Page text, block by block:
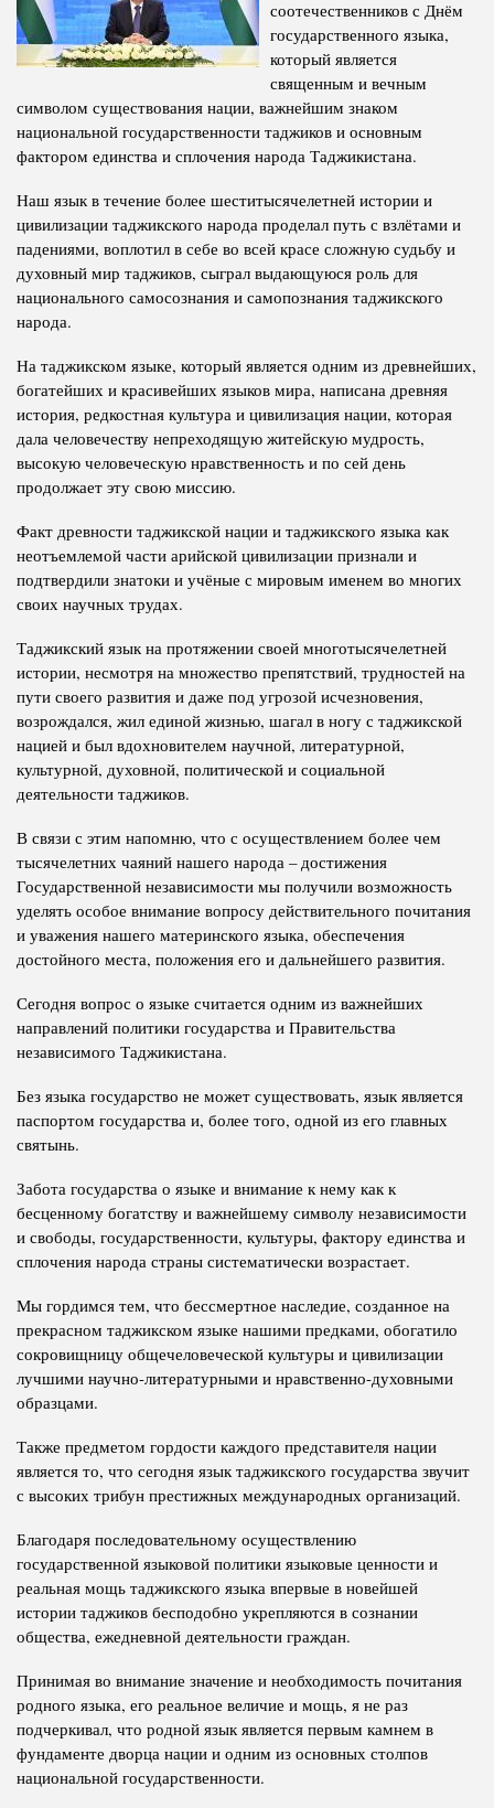
Competency
Biography
Books
Articles
PRESIDENT OF THE REPUBLIC OF TAJIKISTAN
Struture of the Institute
Directors and Staff
History of Directors
соотечественников с Днём
государственного языка,
который является
священным и вечным
символом существования нации, важнейшим знаком
национальной государственности таджиков и основным
фактором единства и сплочения народа Таджикистана.
Наш язык в течение более шеститысячелетней истории и
цивилизации таджикского народа проделал путь с взлётами и
падениями, воплотил в себе во всей красе сложную судьбу и
духовный мир таджиков, сыграл выдающуюся роль для
национального самосознания и самопознания таджикского
народа.
На таджикском языке, который является одним из древнейших,
богатейших и красивейших языков мира, написана древняя
история, редкостная культура и цивилизация нации, которая
дала человечеству непреходящую житейскую мудрость,
высокую человеческую нравственность и по сей день
продолжает эту свою миссию.
Факт древности таджикской нации и таджикского языка как
неотъемлемой части арийской цивилизации признали и
подтвердили знатоки и учёные с мировым именем во многих
своих научных трудах.
Таджикский язык на протяжении своей многотысячелетней
истории, несмотря на множество препятствий, трудностей на
пути своего развития и даже под угрозой исчезновения,
возрождался, жил единой жизнью, шагал в ногу с таджикской
нацией и был вдохновителем научной, литературной,
культурной, духовной, политической и социальной
деятельности таджиков.
В связи с этим напомню, что с осуществлением более чем
тысячелетних чаяний нашего народа – достижения
Государственной независимости мы получили возможность
уделять особое внимание вопросу действительного почитания
и уважения нашего материнского языка, обеспечения
достойного места, положения его и дальнейшего развития.
Сегодня вопрос о языке считается одним из важнейших
направлений политики государства и Правительства
независимого Таджикистана.
Без языка государство не может существовать, язык является
паспортом государства и, более того, одной из его главных
святынь.
Забота государства о языке и внимание к нему как к
бесценному богатству и важнейшему символу независимости
и свободы, государственности, культуры, фактору единства и
сплочения народа страны систематически возрастает.
Мы гордимся тем, что бессмертное наследие, созданное на
прекрасном таджикском языке нашими предками, обогатило
сокровищницу общечеловеческой культуры и цивилизации
лучшими научно-литературными и нравственно-духовными
образцами.
Также предметом гордости каждого представителя нации
является то, что сегодня язык таджикского государства звучит
с высоких трибун престижных международных организаций.
Благодаря последовательному осуществлению
государственной языковой политики языковые ценности и
реальная мощь таджикского языка впервые в новейшей
истории таджиков бесподобно укрепляются в сознании
общества, ежедневной деятельности граждан.
Принимая во внимание значение и необходимость почитания
родного языка, его реальное величие и мощь, я не раз
подчеркивал, что родной язык является первым камнем в
фундаменте дворца нации и одним из основных столпов
национальной государственности.